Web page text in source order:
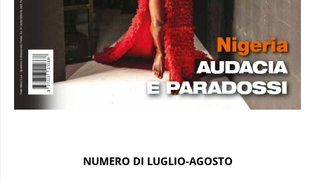
NUMERO DI LUGLIO-AGOSTO